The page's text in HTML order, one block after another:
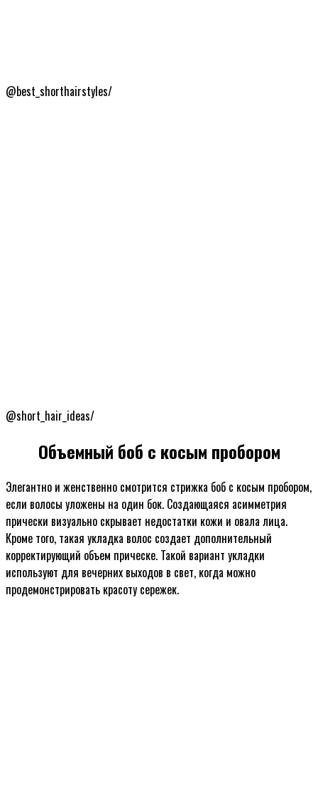
@best_shorthairstyles/
@short_hair_ideas/
Объемный боб с косым пробором
Элегантно и женственно смотрится стрижка боб с косым пробором,
если волосы уложены на один бок. Создающаяся асимметрия
прически визуально скрывает недостатки кожи и овала лица.
Кроме того, такая укладка волос создает дополнительный
корректирующий объем прическе. Такой вариант укладки
используют для вечерних выходов в свет, когда можно
продемонстрировать красоту сережек.